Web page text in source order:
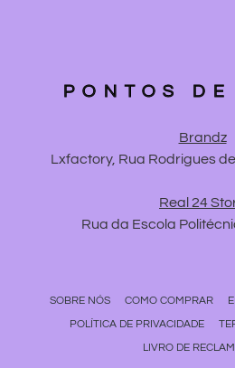
PONTOS
Brandz
Lxfactory, Rua Rodrigues
Real 24
Rua da Escola
SOBRE NÓS COMO COMPRAR
POLÍTICA DE PRIVACIDADE
LIVRO DE